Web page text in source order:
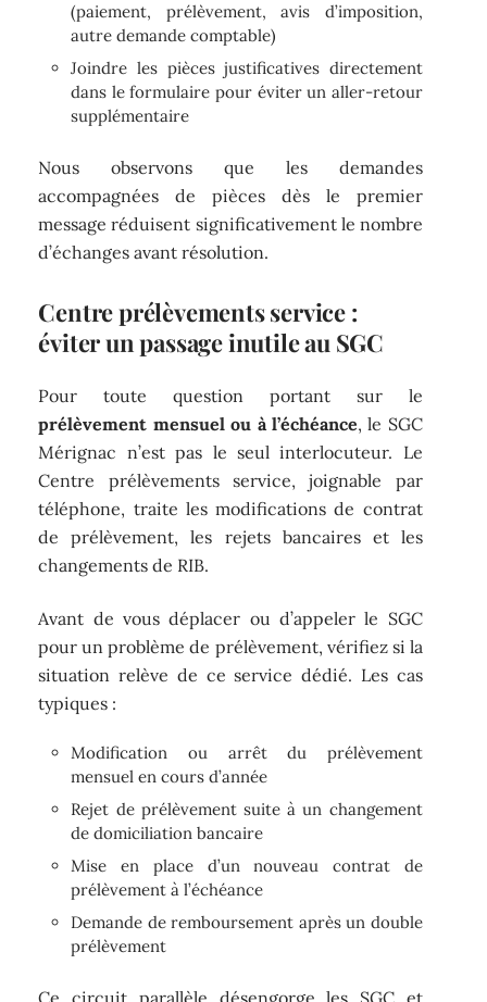
(paiement, prélèvement, avis d’imposition,
autre demande comptable)
Joindre les pièces justificatives directement
dans le formulaire pour éviter un aller-retour
supplémentaire
Nous observons que les demandes
accompagnées de pièces dès le premier
message réduisent significativement le nombre
d’échanges avant résolution.
Centre prélèvements service :
éviter un passage inutile au SGC
Pour toute question portant sur le
prélèvement mensuel ou à l’échéance, le SGC
Mérignac n’est pas le seul interlocuteur. Le
Centre prélèvements service, joignable par
téléphone, traite les modifications de contrat
de prélèvement, les rejets bancaires et les
changements de RIB.
Avant de vous déplacer ou d’appeler le SGC
pour un problème de prélèvement, vérifiez si la
situation relève de ce service dédié. Les cas
typiques :
Modification ou arrêt du prélèvement
mensuel en cours d’année
Rejet de prélèvement suite à un changement
de domiciliation bancaire
Mise en place d’un nouveau contrat de
prélèvement à l’échéance
Demande de remboursement après un double
prélèvement
Ce circuit parallèle désengorge les SGC et